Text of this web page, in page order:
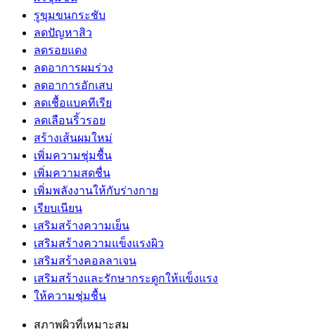
รูขุมขนกระชับ
ลดปัญหาสิว
ลดรอยแดง
ลดอาการผมร่วง
ลดอาการอักเสบ
ลดเชื้อแบคทีเรีย
ลดเลือนริ้วรอย
สร้างเส้นผมใหม่
เพิ่มความชุ่มชื้น
เพิ่มความสดชื่น
เพิ่มพลังงานให้กับร่างกาย
เรียบเนียน
เสริมสร้างความเย็น
เสริมสร้างความแข็งแรงผิว
เสริมสร้างคอลลาเจน
เสริมสร้างและรักษากระดูกให้แข็งแรง
ให้ความชุ่มชื้น
สภาพผิวที่เหมาะสม